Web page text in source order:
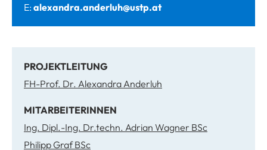
E: alexandra.anderluh@ustp.at
PROJEKTLEITUNG
FH-Prof. Dr. Alexandra Anderluh
MITARBEITERINNEN
Ing. Dipl.-Ing. Dr.techn. Adrian Wagner BSc
Philipp Graf BSc